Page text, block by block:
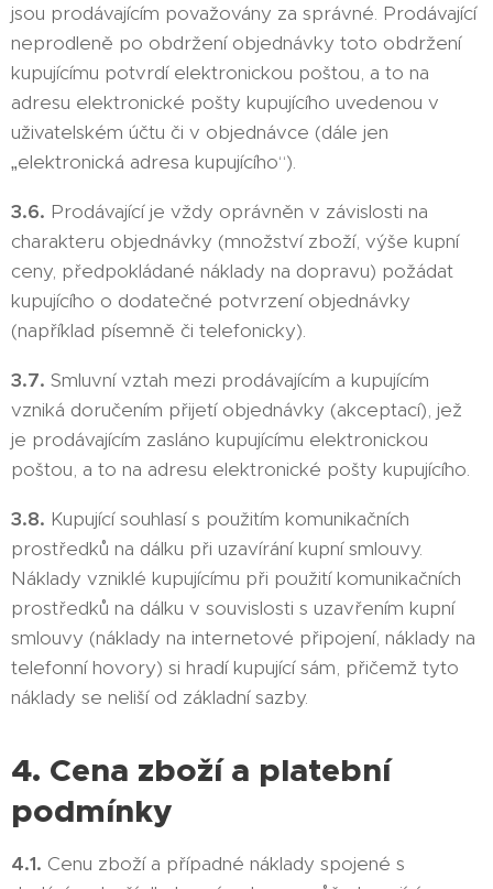
jsou prodávajícím považovány za správné. Prodávající
neprodleně po obdržení objednávky toto obdržení
kupujícímu potvrdí elektronickou poštou, a to na
adresu elektronické pošty kupujícího uvedenou v
uživatelském účtu či v objednávce (dále jen
„elektronická adresa kupujícího“).
3.6. Prodávající je vždy oprávněn v závislosti na
charakteru objednávky (množství zboží, výše kupní
ceny, předpokládané náklady na dopravu) požádat
kupujícího o dodatečné potvrzení objednávky
(například písemně či telefonicky).
3.7. Smluvní vztah mezi prodávajícím a kupujícím
vzniká doručením přijetí objednávky (akceptací), jež
je prodávajícím zasláno kupujícímu elektronickou
poštou, a to na adresu elektronické pošty kupujícího.
3.8. Kupující souhlasí s použitím komunikačních
prostředků na dálku při uzavírání kupní smlouvy.
Náklady vzniklé kupujícímu při použití komunikačních
prostředků na dálku v souvislosti s uzavřením kupní
smlouvy (náklady na internetové připojení, náklady na
telefonní hovory) si hradí kupující sám, přičemž tyto
náklady se neliší od základní sazby.
4. Cena zboží a platební
podmínky
4.1. Cenu zboží a případné náklady spojené s